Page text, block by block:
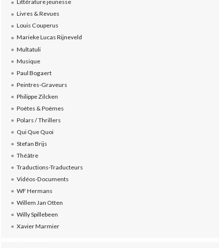
Littérature jeunesse
Livres & Revues
Louis Couperus
Marieke Lucas Rijneveld
Multatuli
Musique
Paul Bogaert
Peintres-Graveurs
Philippe Zilcken
Poètes & Poèmes
Polars / Thrillers
Qui Que Quoi
Stefan Brijs
Théâtre
Traductions-Traducteurs
Vidéos-Documents
WF Hermans
Willem Jan Otten
Willy Spillebeen
Xavier Marmier